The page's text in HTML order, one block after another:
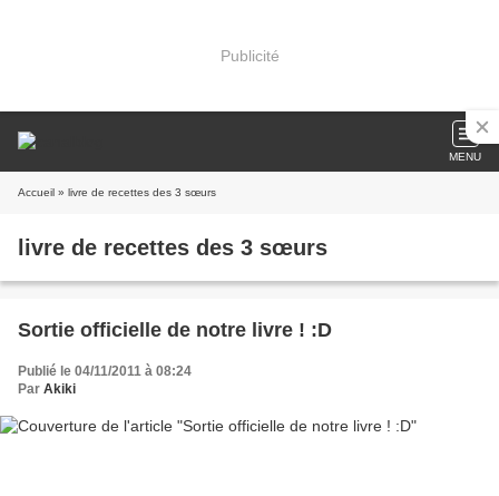
Publicité
MENU
Accueil » livre de recettes des 3 sœurs
livre de recettes des 3 sœurs
Sortie officielle de notre livre ! :D
Publié le 04/11/2011 à 08:24
Par Akiki